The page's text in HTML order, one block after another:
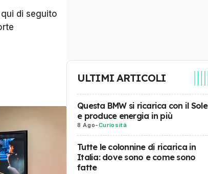
di seguito
ULTIMI ARTICOLI
Questa BMW si ricarica con il Sole
e produce energia in più
8 Ago-Curiosità
Tutte le colonnine di ricarica in
Italia: dove sono e come sono
fatte